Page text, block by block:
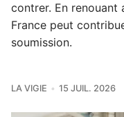
contrer. En renouant
France peut
soumission.
LA VIGIE 15 JUIL. 2026